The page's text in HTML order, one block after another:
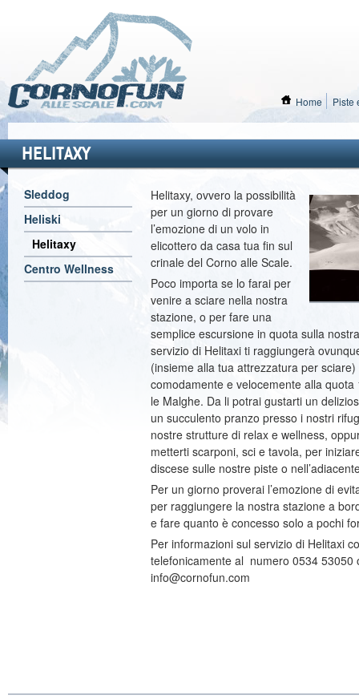
Home Piste
HELITAXY
Sleddog
Heliski
Helitaxy
Centro Wellness
Helitaxy, ovvero la possibilità
per un giorno di provare
l’emozione di un volo in
elicottero da casa tua fin sul
crinale del Corno alle Scale.
Poco importa se lo farai per
venire a sciare nella nostra
stazione, o per fare una
semplice escursione in quota sulla
servizio di Helitaxi ti raggiungerà
(insieme alla tua attrezzatura per
comodamente e velocemente alla
le Malghe. Da li potrai gustarti un
un succulento pranzo presso i nostri
nostre strutture di relax e wellness,
metterti scarponi, sci e tavola, per
discese sulle nostre piste o
Per un giorno proverai l’emozione di
per raggiungere la nostra stazione a
e fare quanto è concesso solo a pochi
Per informazioni sul servizio di Helitaxi
telefonicamente al numero 0534 53050
info@cornofun.com